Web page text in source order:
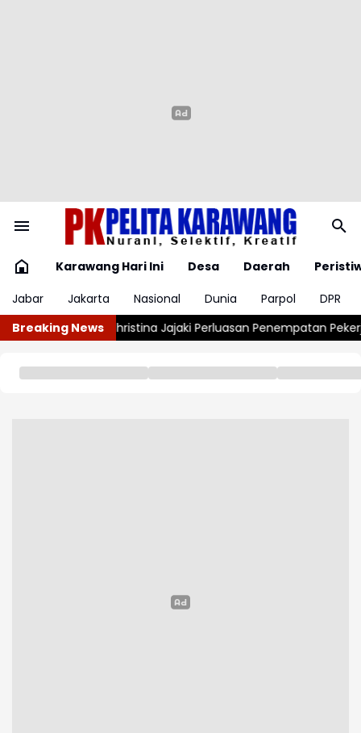
Karawang Hari Ini Desa Daerah
Jabar
Jakarta Nasional Dunia Parpol
DPR
Breaking News
Perluasan Penempatan Pekerja Migran ke Republik Ceko